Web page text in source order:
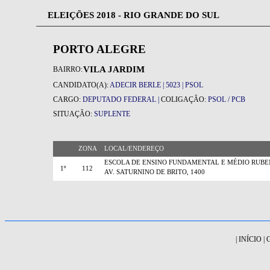
ELEIÇÕES 2018 - RIO GRANDE DO SUL
PORTO ALEGRE
BAIRRO:VILA JARDIM
CANDIDATO(A):ADECIR BERLE | 5023 | PSOL
CARGO: DEPUTADO FEDERAL | COLIGAÇÃO: PSOL / PCB
SITUAÇÃO: SUPLENTE
ZONA LOCAL/ENDEREÇO
1º 112
ESCOLA DE ENSINO FUNDAMENTAL E MÉDIO
AV. SATURNINO DE BRITO, 1400
| INÍCIO |